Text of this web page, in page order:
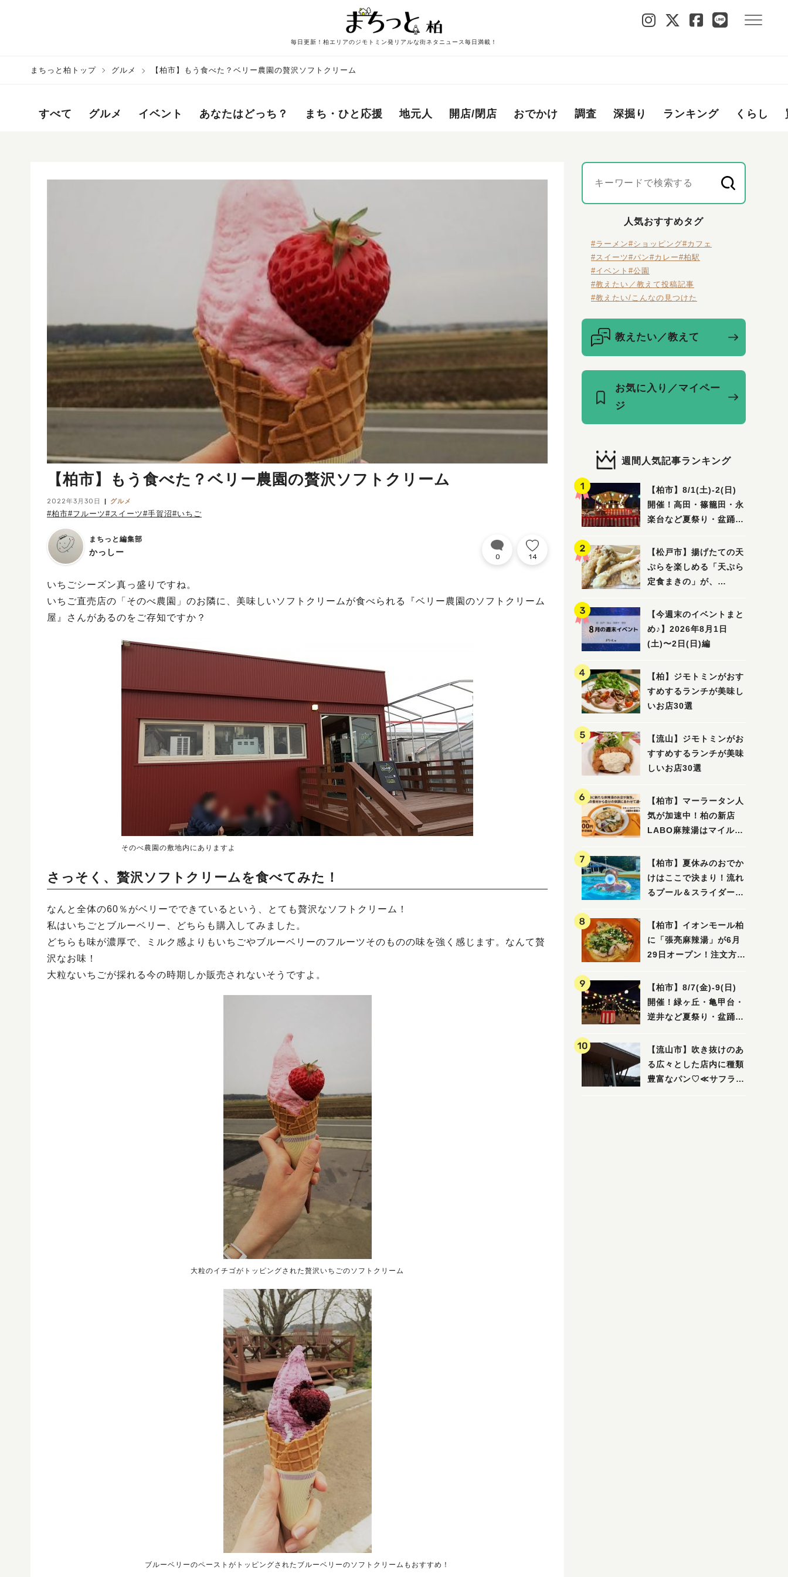
毎日更新！柏エリアのジモトミン発リアルな街ネタニュース毎日満載！
まちっと柏トップ グルメ 【柏市】もう食べた？ベリー農園の贅沢ソフトクリーム
すべて グルメ イベント あなたはどっち？ まち・ひと応援 地元人 開店/閉店 おでかけ 調査 深掘り ランキング くらし
【柏市】もう食べた？ベリー農園の贅沢ソフトクリーム
2022年3月30日 グルメ
#柏市#フルーツ#スイーツ#手賀沼#いちご
まちっと編集部
かっしー 0 14
いちごシーズン真っ盛りですね。
いちご直売店の「そのべ農園」のお隣に、美味しいソフトクリームが食べられる『ベリー農園のソフトクリーム
屋』さんがあるのをご存知ですか？
そのべ農園の敷地内にありますよ
さっそく、贅沢ソフトクリームを食べてみた！
なんと全体の60％がベリーでできているという、とても贅沢なソフトクリーム！
私はいちごとブルーベリー、どちらも購入してみました。
どちらも味が濃厚で、ミルク感よりもいちごやブルーベリーのフルーツそのものの味を強く感じます。なんて贅
沢なお味！
大粒ないちごが採れる今の時期しか販売されないそうですよ。
大粒のイチゴがトッピングされた贅沢いちごのソフトクリーム
ブルーベリーのペーストがトッピングされたブルーベリーのソフトクリームもおすすめ！
人気おすすめタグ
#ラーメン#ショッピング#カフェ
#スイーツ#パン#カレー#柏駅
#イベント #公園
#教えたい／教えて投稿記事
#教えたい/こんなの見つけた
教えたい／教えて
お気に入り／マイペー
ジ
週間人気記事ランキング
【柏市】8/1(土)‐2(日)
開催！高田・篠籠田・永
楽台など夏祭り・盆踊り
【松戸市】揚げたての天
ぷらを楽しめる「天ぷら
定食まきの」が、
【今週末のイベントまと
め♪】2026年8月1日
(土)〜2日(日)編
【柏】ジモトミンがおす
すめするランチが美味し
いお店30選
【流山】ジモトミンがお
すすめするランチが美味
しいお店30選
【柏市】マーラータン人
気が加速中！柏の新店
LABO麻辣湯はマイルド
【柏市】夏休みのおでか
けはここで決まり！流れ
るプール＆スライダーに
ル」を親子で満喫してき
ました！
【柏市】イオンモール柏
に「張亮麻辣湯」が6月
29日オープン！注文方法
ビュー
【柏市】8/7(金)‐9(日)
開催！緑ヶ丘・亀甲台・
逆井など夏祭り・盆踊り
【流山市】吹き抜けのあ
る広々とした店内に種類
豊富なパン♡≪サフラン